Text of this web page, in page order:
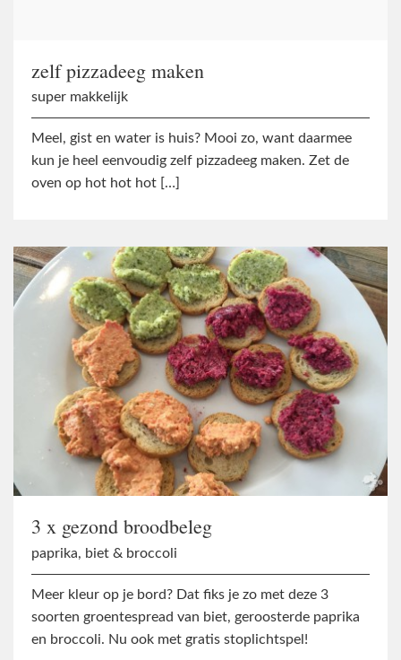
zelf pizzadeeg maken
super makkelijk
Meel, gist en water is huis? Mooi zo, want daarmee
kun je heel eenvoudig zelf pizzadeeg maken. Zet de
oven op hot hot hot […]
3 x gezond broodbeleg
paprika, biet & broccoli
Meer kleur op je bord? Dat fiks je zo met deze 3
soorten groentespread van biet, geroosterde paprika
en broccoli. Nu ook met gratis stoplichtspel!